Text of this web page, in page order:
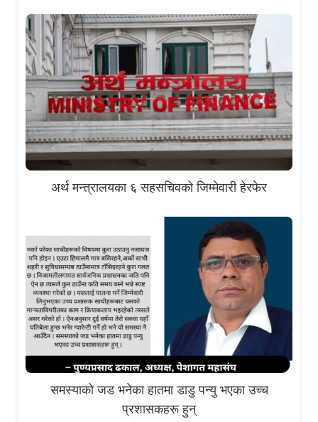
अर्थ मन्त्रालयका ६ सहसचिवको जिम्मेवारी हेरफेर
समस्याको जड भनेका हातमा डाडु पन्यु भएका उच्च
प्रशासकहरू हुन्